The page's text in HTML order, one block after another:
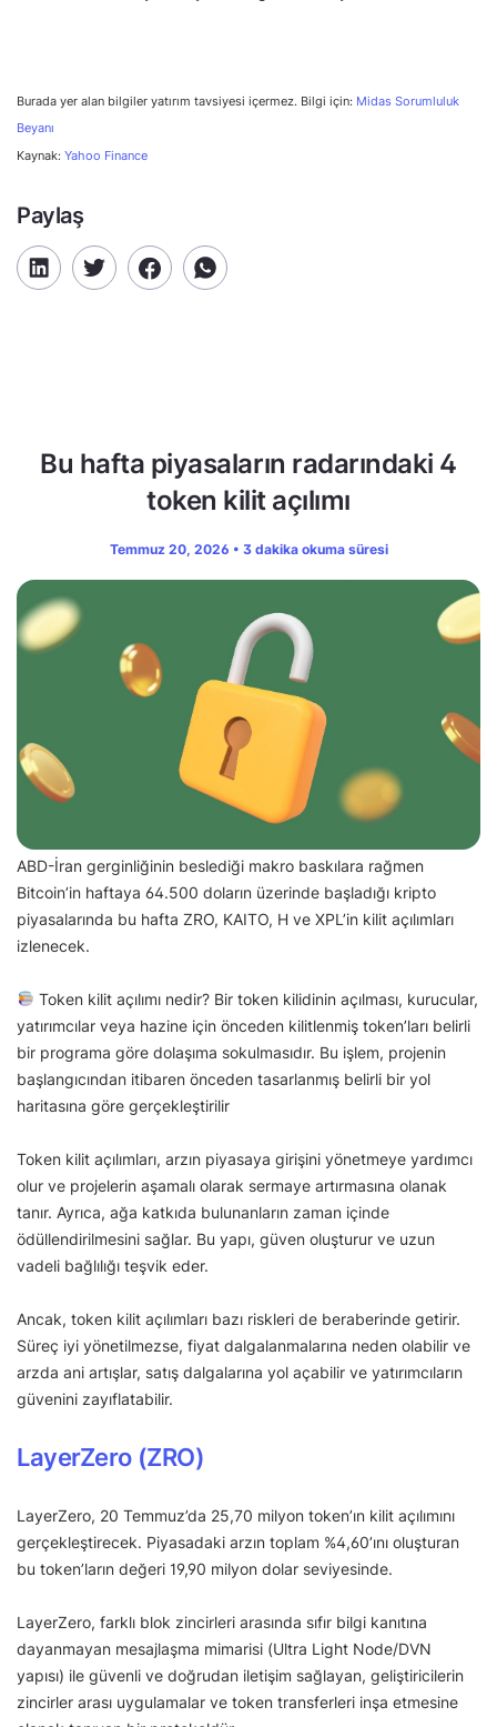
Burada yer alan bilgiler yatırım tavsiyesi içermez. Bilgi için: Midas Sorumluluk
Beyanı
Kaynak: Yahoo Finance
Paylaş
Bu hafta piyasaların radarındaki 4
token kilit açılımı
Temmuz 20, 2026 • 3 dakika okuma süresi
ABD-İran gerginliğinin beslediği makro baskılara rağmen
Bitcoin’in haftaya 64.500 doların üzerinde başladığı kripto
piyasalarında bu hafta ZRO, KAITO, H ve XPL’in kilit açılımları
izlenecek.
Token kilit açılımı nedir? Bir token kilidinin açılması, kurucular,
yatırımcılar veya hazine için önceden kilitlenmiş token’ları belirli
bir programa göre dolaşıma sokulmasıdır. Bu işlem, projenin
başlangıcından itibaren önceden tasarlanmış belirli bir yol
haritasına göre gerçekleştirilir
Token kilit açılımları, arzın piyasaya girişini yönetmeye yardımcı
olur ve projelerin aşamalı olarak sermaye artırmasına olanak
tanır. Ayrıca, ağa katkıda bulunanların zaman içinde
ödüllendirilmesini sağlar. Bu yapı, güven oluşturur ve uzun
vadeli bağlılığı teşvik eder.
Ancak, token kilit açılımları bazı riskleri de beraberinde getirir.
Süreç iyi yönetilmezse, fiyat dalgalanmalarına neden olabilir ve
arzda ani artışlar, satış dalgalarına yol açabilir ve yatırımcıların
güvenini zayıflatabilir.
LayerZero (ZRO)
LayerZero, 20 Temmuz’da 25,70 milyon token’ın kilit açılımını
gerçekleştirecek. Piyasadaki arzın toplam %4,60’ını oluşturan
bu token’ların değeri 19,90 milyon dolar seviyesinde.
LayerZero, farklı blok zincirleri arasında sıfır bilgi kanıtına
dayanmayan mesajlaşma mimarisi (Ultra Light Node/DVN
yapısı) ile güvenli ve doğrudan iletişim sağlayan, geliştiricilerin
zincirler arası uygulamalar ve token transferleri inşa etmesine